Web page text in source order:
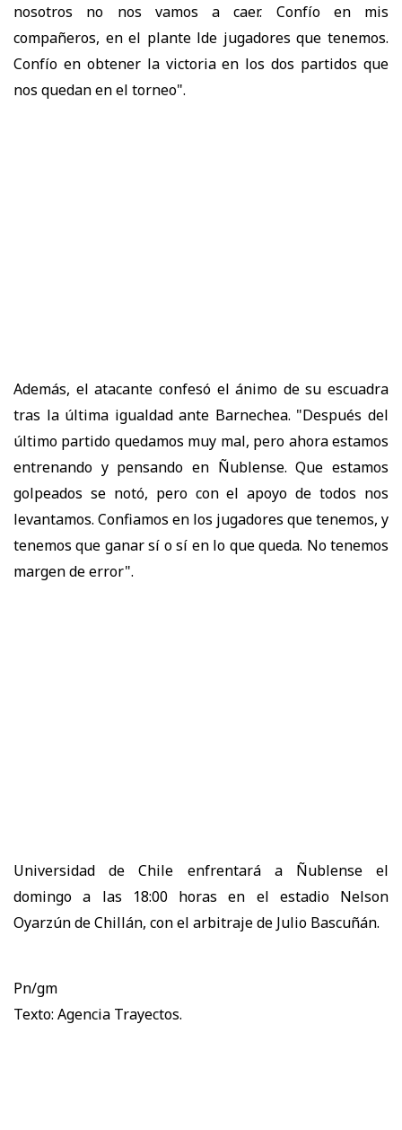
nosotros no nos vamos a caer. Confío en mis
compañeros, en el plante lde jugadores que tenemos.
Confío en obtener la victoria en los dos partidos que
nos quedan en el torneo".
Además, el atacante confesó el ánimo de su escuadra
tras la última igualdad ante Barnechea. "Después del
último partido quedamos muy mal, pero ahora estamos
entrenando y pensando en Ñublense. Que estamos
golpeados se notó, pero con el apoyo de todos nos
levantamos. Confiamos en los jugadores que tenemos, y
tenemos que ganar sí o sí en lo que queda. No tenemos
margen de error".
Universidad de Chile enfrentará a Ñublense el
domingo a las 18:00 horas en el estadio Nelson
Oyarzún de Chillán, con el arbitraje de Julio Bascuñán.
Pn/gm
Texto: Agencia Trayectos.